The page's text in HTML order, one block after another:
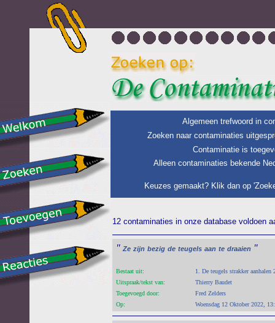
Algemeen trefwoord in
Zoeken naar contaminaties
Contaminatie is
Alleen contaminaties bekende
Keuzes gemaakt? Klik dan op
12 contaminaties in onze database voldoen
" Ze zijn bezig de teugels aan te draaien "
Bestaat uit:
1. De teugels strakker aanhalen
Uitspraak/tekst van:
Thierry Baudet
Toegevoegd door:
Fred Zelders
Op:
Woensdag 12 Oktober 2022,